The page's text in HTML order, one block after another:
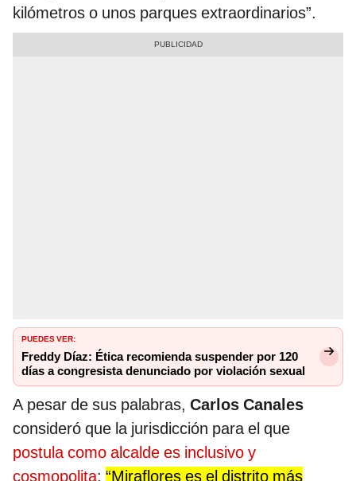
kilómetros o unos parques extraordinarios”.
PUEDES VER:
Freddy Díaz: Ética recomienda suspender por 120
días a congresista denunciado por violación sexual
A pesar de sus palabras, Carlos Canales
consideró que la jurisdicción para el que
postula como alcalde es inclusivo y
cosmopolita: “Miraflores es el distrito más